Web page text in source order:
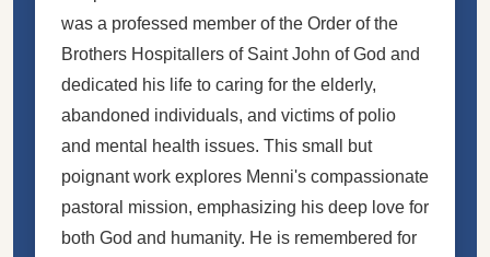
was a professed member of the Order of the
Brothers Hospitallers of Saint John of God and
dedicated his life to caring for the elderly,
abandoned individuals, and victims of polio
and mental health issues. This small but
poignant work explores Menni's compassionate
pastoral mission, emphasizing his deep love for
both God and humanity. He is remembered for